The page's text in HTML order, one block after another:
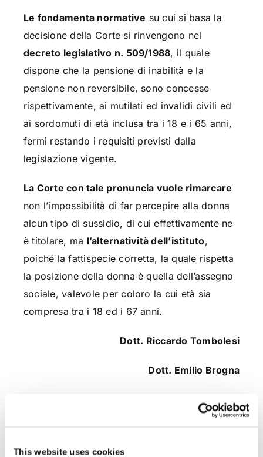
This website uses cookies
Le fondamenta normative su cui si basa la
decisione della Corte si rinvengono nel
decreto legislativo n. 509/1988, il quale
dispone che la pensione di inabilità e la
pensione non reversibile, sono concesse
rispettivamente, ai mutilati ed invalidi civili ed
ai sordomuti di età inclusa tra i 18 e i 65 anni,
fermi restando i requisiti previsti dalla
legislazione vigente.
La Corte con tale pronuncia vuole rimarcare
non l’impossibilità di far percepire alla donna
alcun tipo di sussidio, di cui effettivamente ne
è titolare, ma l’alternatività dell’istituto,
poiché la fattispecie corretta, la quale rispetta
la posizione della donna è quella dell’assegno
sociale, valevole per coloro la cui età sia
compresa tra i 18 ed i 67 anni.
Dott. Riccardo Tombolesi
Dott. Emilio Brogna